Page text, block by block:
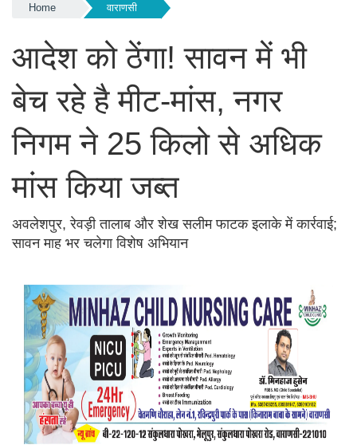
Home वाराणसी
आदेश को ठेंगा! सावन में भी
बेच रहे है मीट-मांस, नगर
निगम ने 25 किलो से अधिक
मांस किया जब्त
अवलेशपुर, रेवड़ी तालाब और शेख सलीम फाटक इलाके में कार्रवाई;
सावन माह भर चलेगा विशेष अभियान